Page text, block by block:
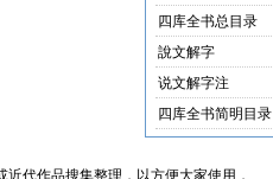
四库全书总目录
說文解字
说文解字注
四库全书简明目录
代作品搜集整理，以方便大家使用，